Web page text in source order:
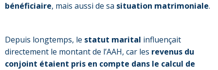
bénéficiaire, mais aussi de sa situation matrimoniale.
Depuis longtemps, le statut marital influençait
directement le montant de l’AAH, car les revenus du
conjoint étaient pris en compte dans le calcul de